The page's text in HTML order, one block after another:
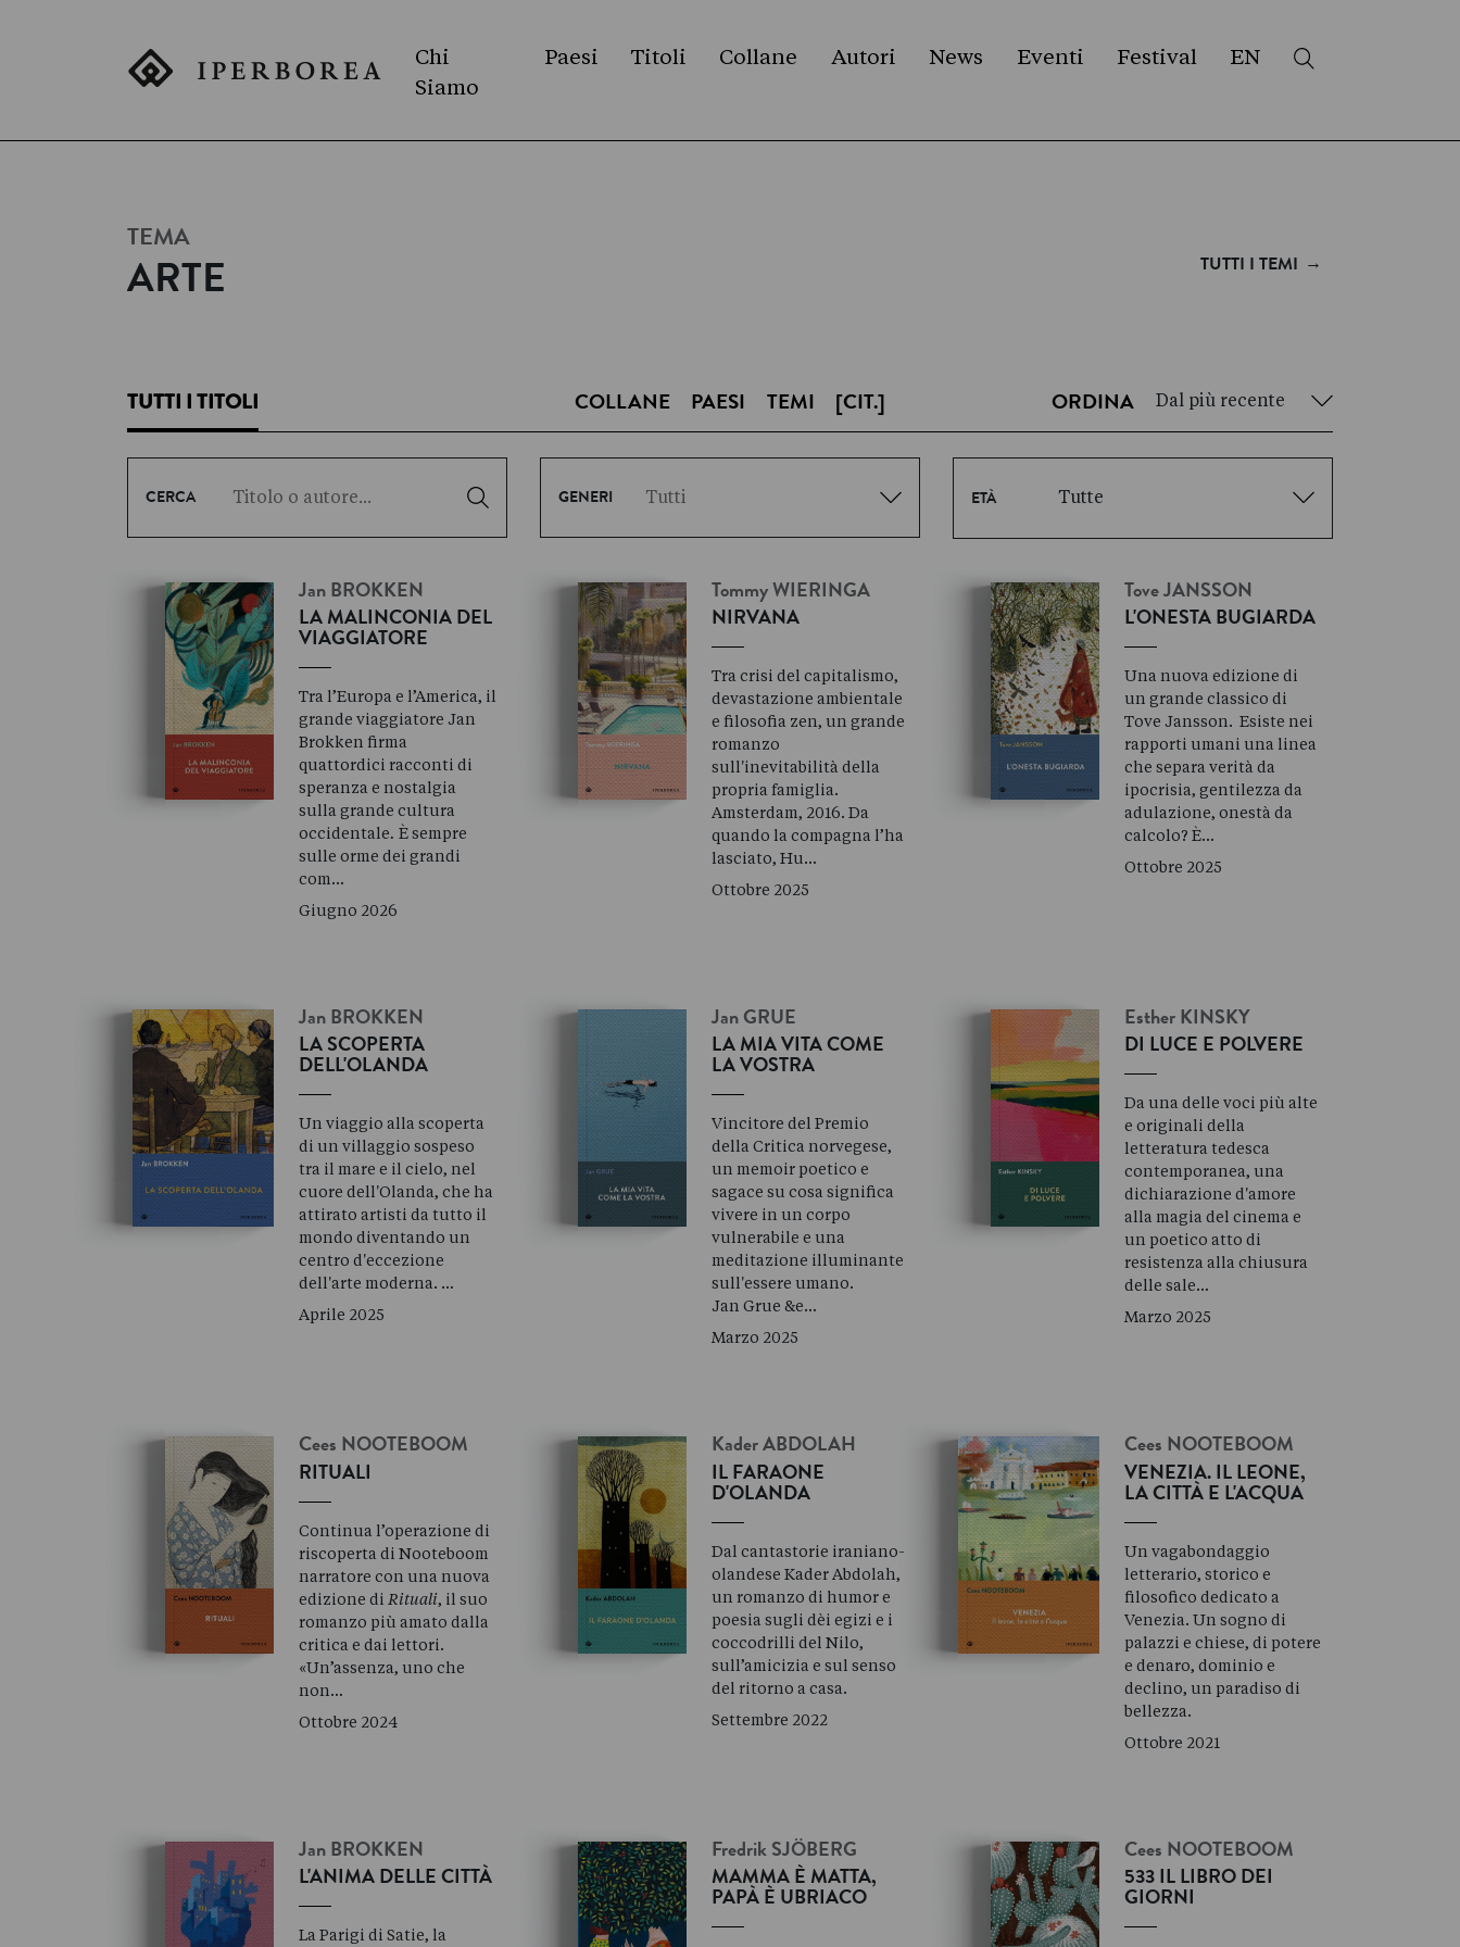
Chi
Siamo
Paesi Titoli Collane Autori News Eventi Festival EN
TEMA
ARTE TUTTI I TEMI →
TUTTI I TITOLI COLLANE PAESI TEMI [CIT.] ORDINA Dal più recente
CERCA GENERI ETÀ Tutte
Jan BROKKEN
LA MALINCONIA DEL
VIAGGIATORE
Tra l’Europa e l’America, il
grande viaggiatore Jan
Brokken firma
quattordici racconti di
speranza e nostalgia
sulla grande cultura
occidentale. È sempre
sulle orme dei grandi
com…
Giugno 2026
Tommy WIERINGA
NIRVANA
Tra crisi del capitalismo,
devastazione ambientale
e filosofia zen, un grande
romanzo
sull'inevitabilità della
propria famiglia.
Amsterdam, 2016. Da
quando la compagna l’ha
lasciato, Hu…
Ottobre 2025
ToveJANSSON
L'ONESTA BUGIARDA
Una nuova edizione di
un grande classico di
Tove Jansson. Esiste nei
rapporti umani una linea
che separa verità da
ipocrisia, gentilezza da
adulazione, onestà da
calcolo? È…
Ottobre 2025
Jan BROKKEN
LA SCOPERTA
DELL'OLANDA
Un viaggio alla scoperta
di un villaggio sospeso
tra il mare e il cielo, nel
cuore dell'Olanda, che ha
attirato artisti da tutto il
mondo diventando un
centro d'eccezione
dell'arte moderna. …
Aprile 2025
Jan GRUE
LA MIA VITA COME
LA VOSTRA
Vincitore del Premio
della Critica norvegese,
un memoir poetico e
sagace su cosa significa
vivere in un corpo
vulnerabile e una
meditazione illuminante
sull'essere umano.
Jan Grue &e…
Marzo 2025
Esther KINSKY
DI LUCE E POLVERE
Da una delle voci più alte
e originali della
letteratura tedesca
contemporanea, una
dichiarazione d'amore
alla magia del cinema e
un poetico atto di
resistenza alla chiusura
delle sale…
Marzo 2025
Cees NOOTEBOOM
RITUALI
Continua l’operazione di
riscoperta di Nooteboom
narratore con una nuova
edizione di Rituali, il suo
romanzo più amato dalla
critica e dai lettori.
«Un’assenza, uno che
non…
Ottobre 2024
KaderABDOLAH
IL FARAONE
D'OLANDA
Dal cantastorie iraniano-
olandese Kader Abdolah,
un romanzo di humor e
poesia sugli dèi egizi e i
coccodrilli del Nilo,
sull’amicizia e sul senso
del ritorno a casa.
Settembre 2022
Cees NOOTEBOOM
VENEZIA. IL LEONE,
LA CITTÀ E L'ACQUA
Un vagabondaggio
letterario, storico e
filosofico dedicato a
Venezia. Un sogno di
palazzi e chiese, di potere
e denaro, dominio e
declino, un paradiso di
bellezza.
Ottobre 2021
Jan BROKKEN
L'ANIMA DELLE CITTÀ
La Parigi di Satie, la
Fredrik SJÖBERG
MAMMA È MATTA,
PAPÀ È UBRIACO
Cees NOOTEBOOM
533 IL LIBRO DEI
GIORNI